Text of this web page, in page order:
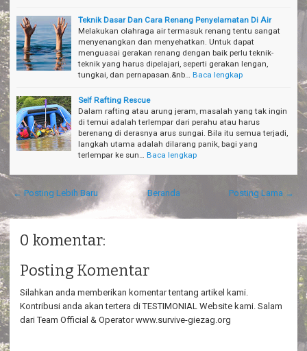
Teknik Dasar Dan Cara Renang Penyelamatan Di Air
Melakukan olahraga air termasuk renang tentu sangat
menyenangkan dan menyehatkan. Untuk dapat
menguasai gerakan renang dengan baik perlu teknik-
teknik yang harus dipelajari, seperti gerakan lengan,
tungkai, dan pernapasan.&nb…
Baca lengkap
Self Rafting Rescue
Dalam rafting atau arung jeram, masalah yang tak ingin
di temui adalah terlempar dari perahu atau harus
berenang di derasnya arus sungai. Bila itu semua terjadi,
langkah utama adalah dilarang panik, bagi yang
terlempar ke sun…
Baca lengkap
← Posting Lebih Baru Posting Lama →
Beranda
0 komentar:
Posting Komentar
Silahkan anda memberikan komentar tentang artikel kami.
Kontribusi anda akan tertera di TESTIMONIAL Website kami. Salam
dari Team Official & Operator www.survive-giezag.org